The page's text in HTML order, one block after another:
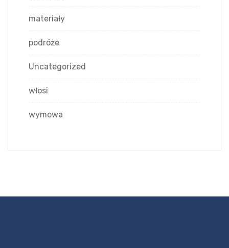
materiały
podróże
Uncategorized
włosi
wymowa